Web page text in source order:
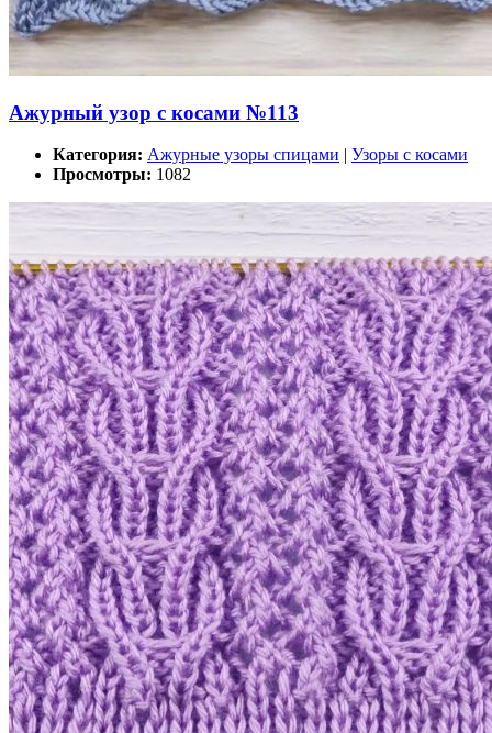
Ажурный узор с косами №113
Категория: Ажурные узоры спицами | Узоры с косами
Просмотры: 1082